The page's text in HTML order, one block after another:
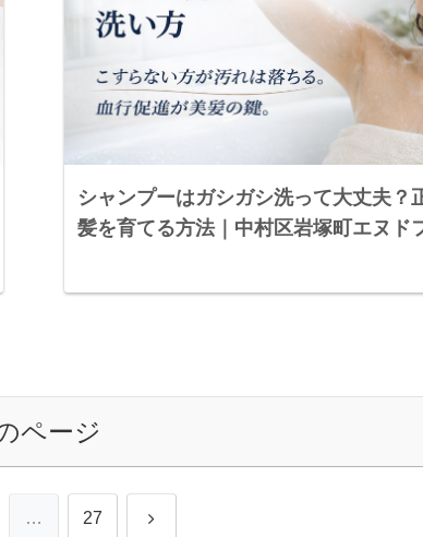
シャンプーはガシガシ洗って大丈夫？
髪を育てる方法｜中村区岩塚町エヌド
ページ
… 27 次